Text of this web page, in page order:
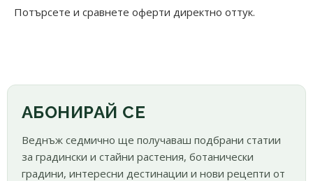
Потърсете и сравнете оферти директно оттук.
АБОНИРАЙ СЕ
Веднъж седмично ще получаваш подбрани статии
за градински и стайни растения, ботанически
градини, интересни дестинации и нови рецепти от